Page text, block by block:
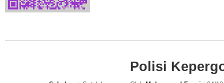
Polisi